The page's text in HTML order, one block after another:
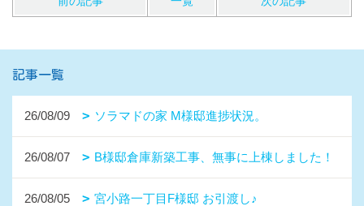
記事一覧
26/08/09 ソラマドの家 M様邸進捗状況。
26/08/07 B様邸倉庫新築工事、無事に上棟しました！
26/08/05 宮小路一丁目F様邸 お引渡し♪